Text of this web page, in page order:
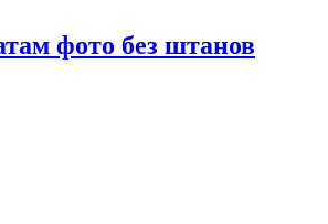
фото без штанов